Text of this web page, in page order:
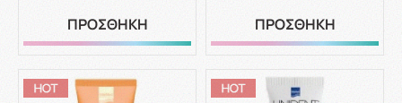
ΠΡΟΣΘΗΚΗ ΠΡΟΣΘΗΚΗ